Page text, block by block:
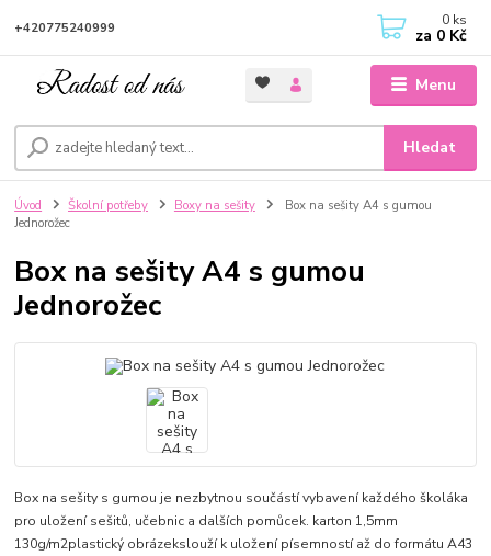
Menu
Hledat
+420775240999 0 ks
za 0 Kč
Úvod Školní potřeby Boxy na sešity
Box na sešity A4 s gumou
Jednorožec
Box na sešity A4 s gumou
Jednorožec
Box na sešity s gumou je nezbytnou součástí vybavení každého školáka
pro uložení sešitů, učebnic a dalších pomůcek. karton 1,5mm
130g/m2plastický obrázekslouží k uložení písemností až do formátu A43